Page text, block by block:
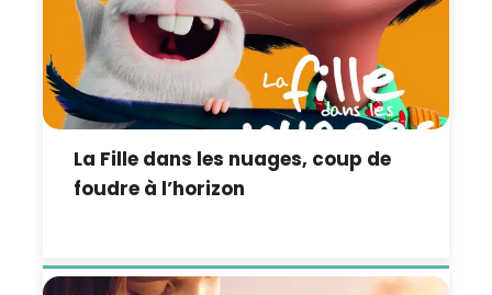
La Fille dans les nuages, coup de
foudre à l’horizon